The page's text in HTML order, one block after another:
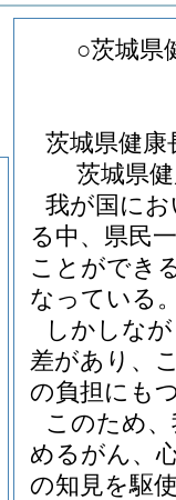
○茨城県
茨城県健
茨城県
我が国に
る中、県民
ことができ
なっている
しかしな
差があり、
の負担にも
このため
めるがん、
の知見を駆